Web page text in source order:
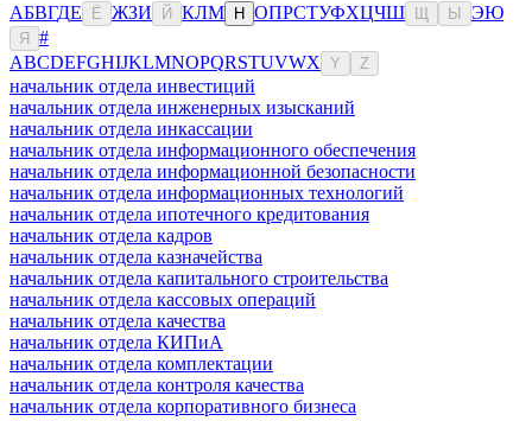
АБВГДЕ Ё ЖЗИ Й КЛМ Н ОПРСТУФХЦЧШ Ы ЭЮ
Я
#
ABCDEFGHIJKLMNOPQRSTUVWX Y Z
начальник отдела инвестиций
начальник отдела инженерных изысканий
начальник отдела инкассации
начальник отдела информационного обеспечения
начальник отдела информационной безопасности
начальник отдела информационных технологий
начальник отдела ипотечного кредитования
начальник отдела кадров
начальник отдела казначейства
начальник отдела капитального строительства
начальник отдела кассовых операций
начальник отдела качества
начальник отдела КИПиА
начальник отдела комплектации
начальник отдела контроля качества
начальник отдела корпоративного бизнеса